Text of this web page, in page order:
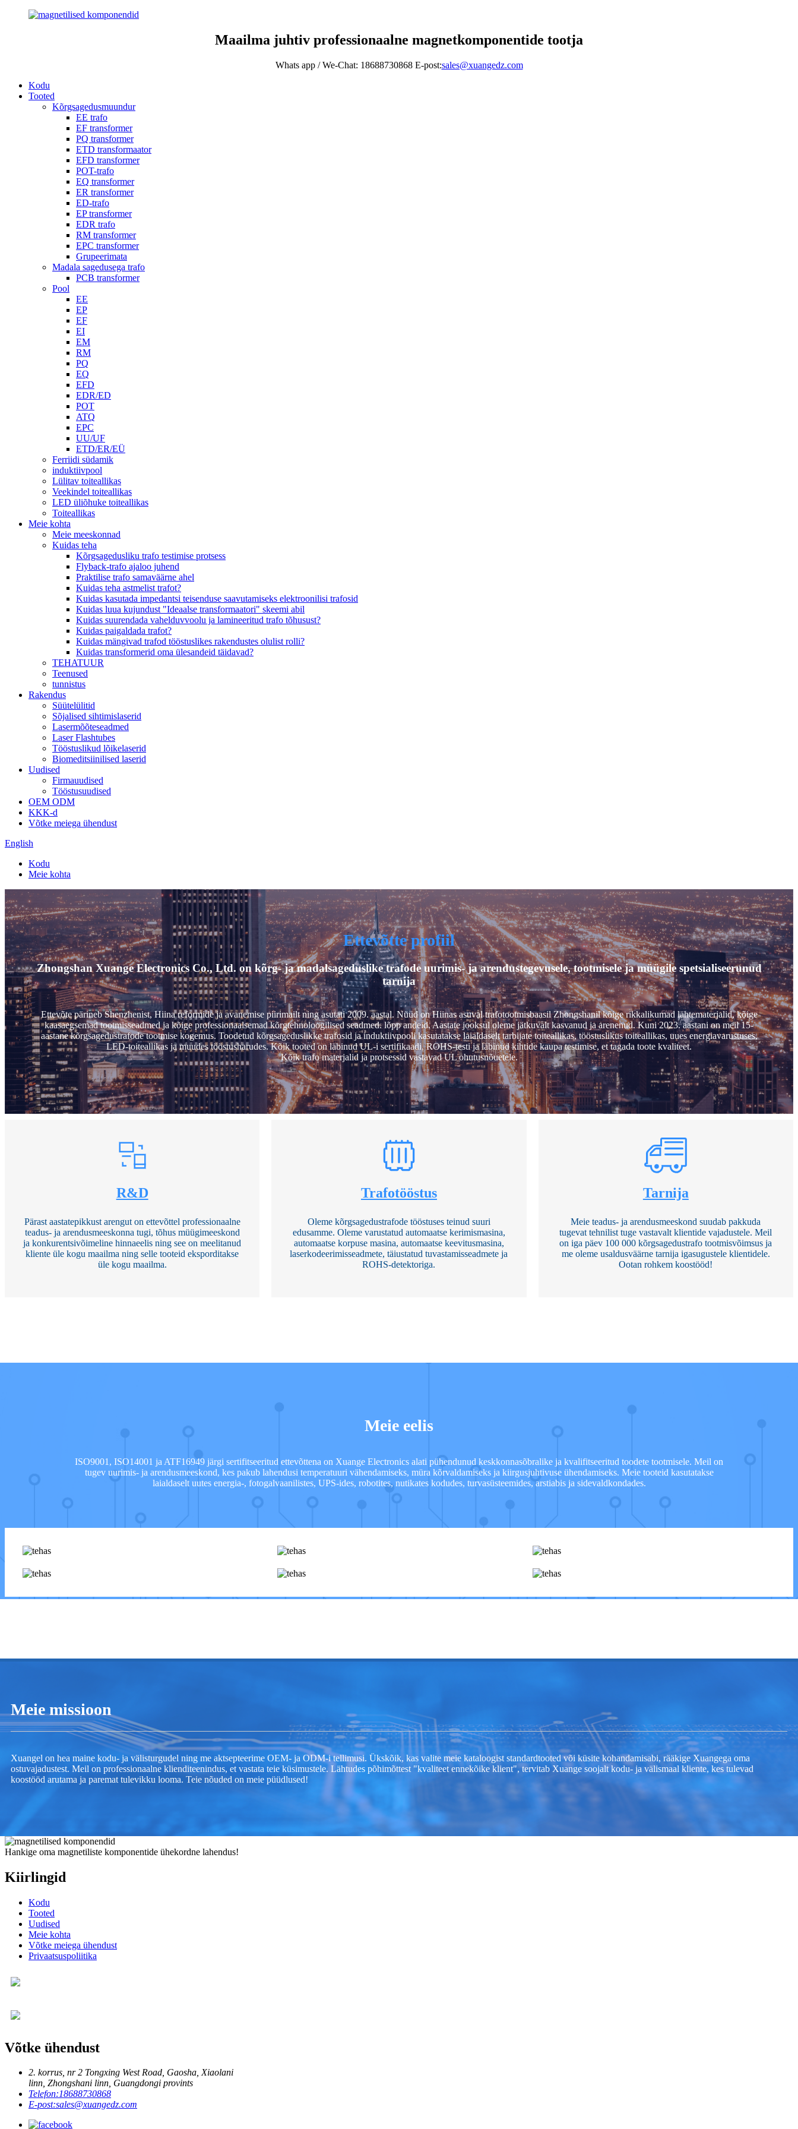
Maailma juhtiv professionaalne magnetkomponentide tootja
Whats app / We-Chat: 18688730868 E-post:sales@xuangedz.com
Kodu
Tooted
Kõrgsagedusmuundur
EE trafo
EF transformer
PQ transformer
ETD transformaator
EFD transformer
POT-trafo
EQ transformer
ER transformer
ED-trafo
EP transformer
EDR trafo
RM transformer
EPC transformer
Grupeerimata
Madala sagedusega trafo
PCB transformer
Pool
EE
EP
EF
EI
EM
RM
PQ
EQ
EFD
EDR/ED
POT
ATQ
EPC
UU/UF
ETD/ER/EÜ
Ferriidi südamik
induktiivpool
Lülitav toiteallikas
Veekindel toiteallikas
LED üliõhuke toiteallikas
Toiteallikas
Meie kohta
Meie meeskonnad
Kuidas teha
Kõrgsagedusliku trafo testimise protsess
Flyback-trafo ajaloo juhend
Praktilise trafo samaväärne ahel
Kuidas teha astmelist trafot?
Kuidas kasutada impedantsi teisenduse saavutamiseks elektroonilisi trafosid
Kuidas luua kujundust "Ideaalse transformaatori" skeemi abil
Kuidas suurendada vahelduvvoolu ja lamineeritud trafo tõhusust?
Kuidas paigaldada trafot?
Kuidas mängivad trafod tööstuslikes rakendustes olulist rolli?
Kuidas transformerid oma ülesandeid täidavad?
TEHATUUR
Teenused
tunnistus
Rakendus
Süütelülitid
Sõjalised sihtimislaserid
Lasermõõteseadmed
Laser Flashtubes
Tööstuslikud lõikelaserid
Biomeditsiinilised laserid
Uudised
Firmauudised
Tööstusuudised
OEM ODM
KKK-d
Võtke meiega ühendust
English
Kodu
Meie kohta
Ettevõtte profiil
Zhongshan Xuange Electronics Co., Ltd. on kõrg- ja madalsageduslike trafode uurimis- ja arendustegevusele, tootmisele ja müügile spetsialiseerunud
tarnija
Ettevõte pärineb Shenzhenist, Hiina reformide ja avanemise piirimailt ning asutati 2009. aastal. Nüüd on Hiinas asuval trafotootmisbaasil Zhongshanil kõige rikkalikumad lähtematerjalid, kõige
kaasaegsemad tootmisseadmed ja kõige professionaalsemad kõrgtehnoloogilised seadmed. lõpp andeid. Aastate jooksul oleme jätkuvalt kasvanud ja arenenud. Kuni 2023. aastani on meil 15-
aastane kõrgsagedustrafode tootmise kogemus. Toodetud kõrgsageduslikke trafosid ja induktiivpooli kasutatakse laialdaselt tarbijate toiteallikas, tööstuslikus toiteallikas, uues energiavarustuses,
LED-toiteallikas ja muudes tööstusharudes. Kõik tooted on läbinud UL-i sertifikaadi, ROHS-testi ja läbinud kihtide kaupa testimise, et tagada toote kvaliteet.
Kõik trafo materjalid ja protsessid vastavad UL ohutusnõuetele.
R&D
Pärast aastatepikkust arengut on ettevõttel professionaalne
teadus- ja arendusmeeskonna tugi, tõhus müügimeeskond
ja konkurentsivõimeline hinnaeelis ning see on meelitanud
kliente üle kogu maailma ning selle tooteid eksporditakse
üle kogu maailma.
Trafotööstus
Oleme kõrgsagedustrafode tööstuses teinud suuri
edusamme. Oleme varustatud automaatse kerimismasina,
automaatse korpuse masina, automaatse keevitusmasina,
laserkodeerimisseadmete, täiustatud tuvastamisseadmete ja
ROHS-detektoriga.
Tarnija
Meie teadus- ja arendusmeeskond suudab pakkuda
tugevat tehnilist tuge vastavalt klientide vajadustele. Meil
on iga päev 100 000 kõrgsagedustrafo tootmisvõimsus ja
me oleme usaldusväärne tarnija igasugustele klientidele.
Ootan rohkem koostööd!
Meie eelis
ISO9001, ISO14001 ja ATF16949 järgi sertifitseeritud ettevõttena on Xuange Electronics alati pühendunud keskkonnasõbralike ja kvalifitseeritud toodete tootmisele. Meil on
tugev uurimis- ja arendusmeeskond, kes pakub lahendusi temperatuuri vähendamiseks, müra kõrvaldamiseks ja kiirgusjuhtivuse ühendamiseks. Meie tooteid kasutatakse
laialdaselt uutes energia-, fotogalvaanilistes, UPS-ides, robotites, nutikates kodudes, turvasüsteemides, arstiabis ja sidevaldkondades.
Meie missioon
Xuangel on hea maine kodu- ja välisturgudel ning me aktsepteerime OEM- ja ODM-i tellimusi. Ükskõik, kas valite meie kataloogist standardtooted või küsite kohandamisabi, rääkige Xuangega oma
ostuvajadustest. Meil on professionaalne klienditeenindus, et vastata teie küsimustele. Lähtudes põhimõttest "kvaliteet ennekõike klient", tervitab Xuange soojalt kodu- ja välismaal kliente, kes tulevad
koostööd arutama ja paremat tulevikku looma. Teie nõuded on meie püüdlused!
Hankige oma magnetiliste komponentide ühekordne lahendus!
Kiirlingid
Kodu
Tooted
Uudised
Meie kohta
Võtke meiega ühendust
Privaatsuspoliitika
Võtke ühendust
2. korrus, nr 2 Tongxing West Road, Gaosha, Xiaolani
linn, Zhongshani linn, Guangdongi provints
Telefon:18688730868
E-post:sales@xuangedz.com